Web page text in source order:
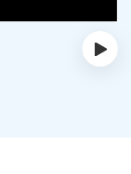
›